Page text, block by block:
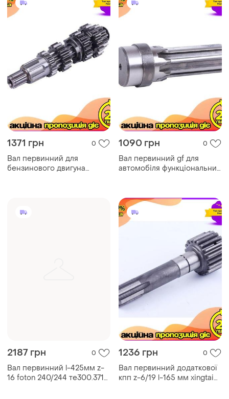
1371 грн 0
Вал первинний для
бензинового двигуна
1090 грн 0
Вал первинний gf для
автомобіля функціональний
2187 грн 0
Вал первинний l-425мм z-
16 foton 240/244 те300.371-
1236 грн 0
Вал первинний додаткової
кпп z-6/19 l-165 мм xingtai